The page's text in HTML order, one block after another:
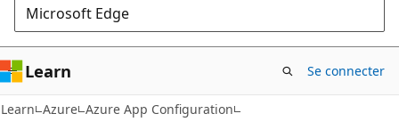
Microsoft Edge
Learn Se connecter
Learn Azure Azure App Configuration